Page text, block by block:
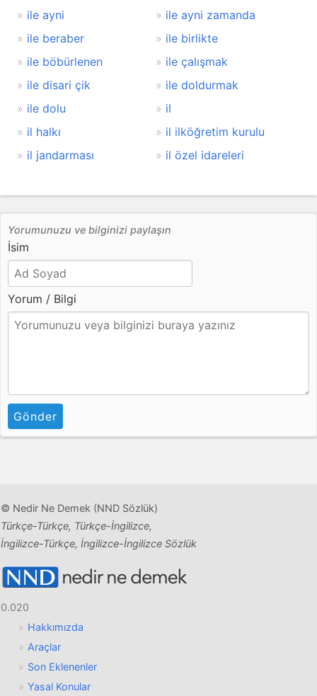
ile ayni
ile ayni zamanda
ile beraber
ile birlikte
ile böbürlenen
ile çalışmak
ile disari çik
ile doldurmak
ile dolu
il
il halkı
il ilköğretim kurulu
il jandarması
il özel idareleri
Yorumunuzu ve bilginizi paylaşın
İsim
Yorum / Bilgi
Gönder
© Nedir Ne Demek (NND Sözlük)
Türkçe-Türkçe, Türkçe-İngilizce,
İngilizce-Türkçe, İngilizce-İngilizce Sözlük
0.020
Hakkımızda
Araçlar
Son Eklenenler
Yasal Konular